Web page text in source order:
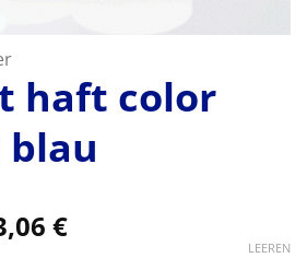
haft color
€Preisspanne:
LEEREN